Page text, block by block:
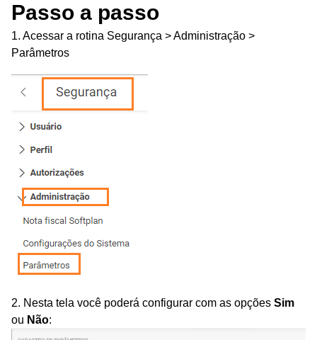
Passo a passo
1. Acessar a rotina Segurança > Administração >
Parâmetros
2. Nesta tela você poderá configurar com as opções Sim
ou Não: